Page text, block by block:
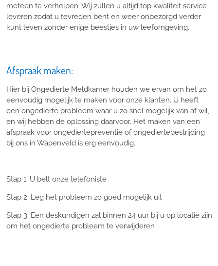
meteen te verhelpen. Wij zullen u altijd top kwaliteit service
leveren zodat u tevreden bent en weer onbezorgd verder
kunt leven zonder enige beestjes in uw leefomgeving.
Afspraak maken:
Hier bij Ongedierte Meldkamer houden we ervan om het zo
eenvoudig mogelijk te maken voor onze klanten. U heeft
een ongedierte probleem waar u zo snel mogelijk van af wil,
en wij hebben de oplossing daarvoor. Het maken van een
afspraak voor ongediertepreventie of ongediertebestrijding
bij ons in Wapenveld is erg eenvoudig.
Stap 1: U belt onze telefoniste
Stap 2: Leg het probleem zo goed mogelijk uit
Stap 3. Een deskundigen zal binnen 24 uur bij u op locatie zijn
om het ongedierte probleem te verwijderen